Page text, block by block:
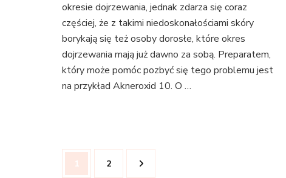
okresie dojrzewania, jednak zdarza się coraz
częściej, że z takimi niedoskonałościami skóry
borykają się też osoby dorosłe, które okres
dojrzewania mają już dawno za sobą. Preparatem,
który może pomóc pozbyć się tego problemu jest
na przykład Akneroxid 10. O …
Stronicowanie
wpisów
Strona
1 Strona
2